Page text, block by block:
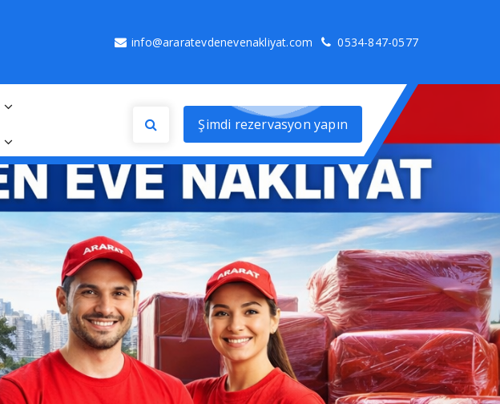
info@araratevdenevenakliyat.com 0534-847-0577
Şimdi rezervasyon yapın